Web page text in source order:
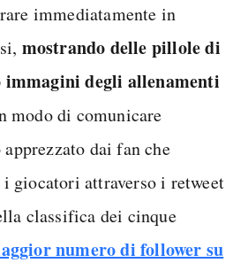
immediatamente in
mostrando delle pillole di
degli allenamenti
modo di comunicare
dai fan che
giocatori attraverso i retweet
classifica dei cinque
numero di follower su